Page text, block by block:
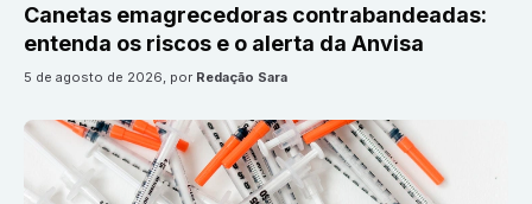
Canetas emagrecedoras contrabandeadas:
entenda os riscos e o alerta da Anvisa
5 de agosto de 2026, por Redação Sara